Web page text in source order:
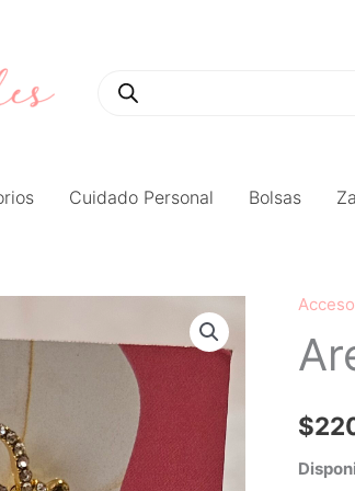
Cuidado Personal Bolsas
$
Aretes
Salma